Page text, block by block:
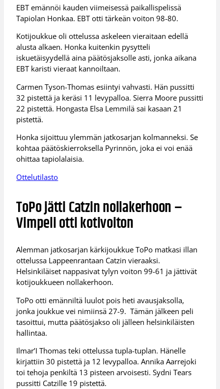
EBT emännöi kauden viimeisessä paikallispelissä
Tapiolan Honkaa. EBT otti tärkeän voiton 98-80.
Kotijoukkue oli ottelussa askeleen vieraitaan edellä
alusta alkaen. Honka kuitenkin pysytteli
iskuetäisyydellä aina päätösjaksolle asti, jonka aikana
EBT karisti vieraat kannoiltaan.
Carmen Tyson-Thomas esiintyi vahvasti. Hän pussitti
32 pistettä ja keräsi 11 levypalloa. Sierra Moore pussitti
22 pistettä. Hongasta Elsa Lemmilä sai kasaan 21
pistettä.
Honka sijoittuu ylemmän jatkosarjan kolmanneksi. Se
kohtaa päätöskierroksella Pyrinnön, joka ei voi enää
ohittaa tapiolalaisia.
Ottelutilasto
ToPo jätti Catzin nollakerhoon –
Vimpeli otti kotivoiton
Alemman jatkosarjan kärkijoukkue ToPo matkasi illan
ottelussa Lappeenrantaan Catzin vieraaksi.
Helsinkiläiset nappasivat tylyn voiton 99-61 ja jättivät
kotijoukkueen nollakerhoon.
ToPo otti emänniltä luulot pois heti avausjaksolla,
jonka joukkue vei nimiinsä 27-9. Tämän jälkeen peli
tasoittui, mutta päätösjakso oli jälleen helsinkiläisten
hallintaa.
Ilmar’I Thomas teki ottelussa tupla-tuplan. Hänelle
kirjattiin 30 pistettä ja 12 levypalloa. Annika Aarrejoki
toi tehoja penkiltä 13 pisteen arvoisesti. Sydni Tears
pussitti Catzille 19 pistettä.